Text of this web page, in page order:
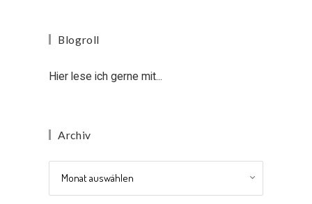
Blogroll
Hier lese ich gerne mit...
Archiv